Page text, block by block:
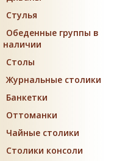
Стулья
Обеденные группы в
наличии
Столы
Журнальные столики
Банкетки
Оттоманки
Чайные столики
Столики консоли